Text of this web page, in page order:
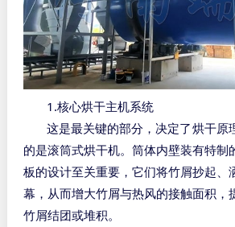
1.核心烘干主机系统
这是最关键的部分，决定了烘干原
的是滚筒式烘干机。筒体内壁装有特制
板的设计至关重要，它们将竹屑抄起、
幕，从而增大竹屑与热风的接触面积，
竹屑结团或堆积。